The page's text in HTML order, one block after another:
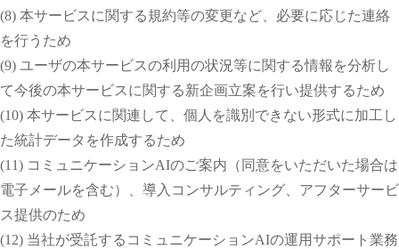
(8) 本サービスに関する規約等の変更など、必要に応じた連絡
を行うため
(9) ユーザの本サービスの利用の状況等に関する情報を分析し
て今後の本サービスに関する新企画立案を行い提供するため
(10) 本サービスに関連して、個人を識別できない形式に加工し
た統計データを作成するため
(11) コミュニケーションAIのご案内（同意をいただいた場合は
電子メールを含む）、導入コンサルティング、アフターサービ
ス提供のため
(12) 当社が受託するコミュニケーションAIの運用サポート業務